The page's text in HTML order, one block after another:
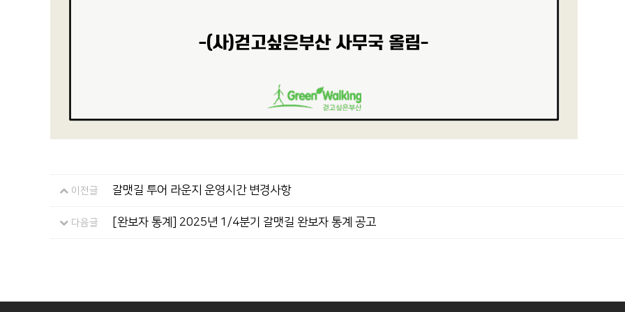
이전글 갈맷길 투어 라운지 운영시간 변경사항
다음글 [완보자 통계] 2025년 1/4분기 갈맷길 완보자 통계 공고